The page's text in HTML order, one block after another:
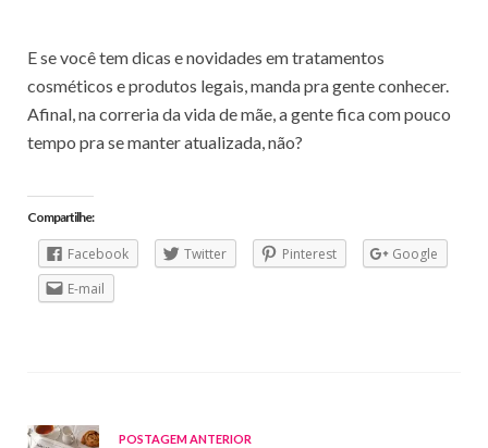
E se você tem dicas e novidades em tratamentos
cosméticos e produtos legais, manda pra gente conhecer.
Afinal, na correria da vida de mãe, a gente fica com pouco
tempo pra se manter atualizada, não?
Compartilhe:
Facebook Twitter Pinterest
Google
E-mail
POSTAGEM ANTERIOR